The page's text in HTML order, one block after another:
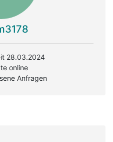
28.03.2024
online
Anfragen